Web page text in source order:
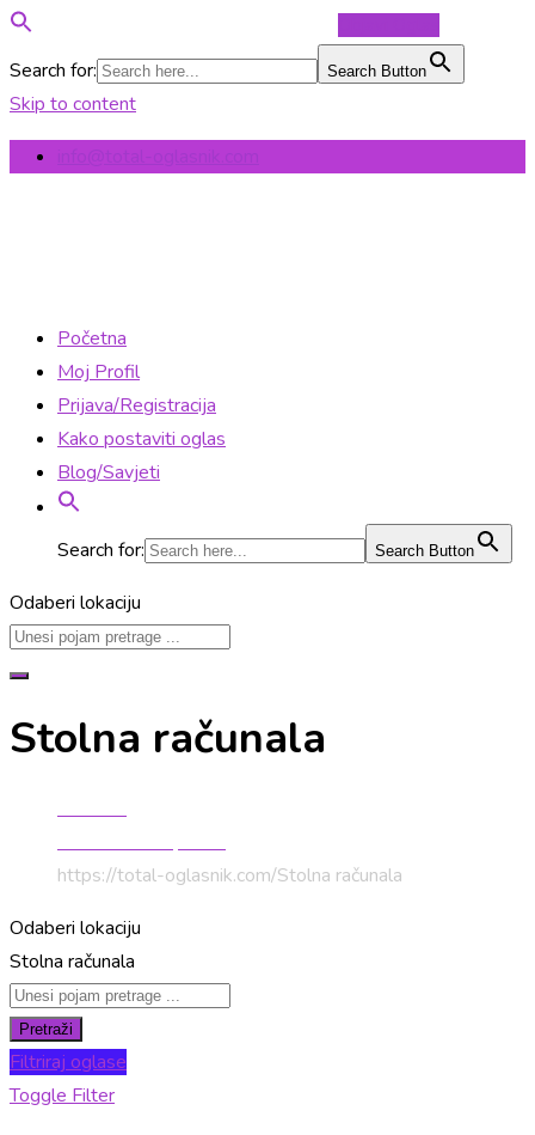
Search for: Search Button
Skip to content
Početna
Moj Profil
Prijava/Registracija
Kako postaviti oglas
Blog/Savjeti
Search for: Search Button
Odaberi lokaciju
Stolna računala
https://total-oglasnik.com/Stolna računala
Odaberi lokaciju
Stolna računala
Pretraži
Filtriraj oglase
Toggle Filter